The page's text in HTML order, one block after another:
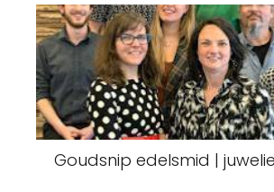
Goudsnip edelsmid |